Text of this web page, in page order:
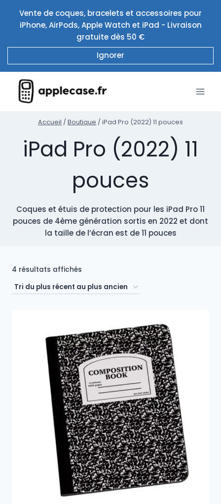
contenu
Vente de coques, bracelets et accessoires pour
iPhone, AirPods, Apple Watch et iPad - Livraison
gratuite dès 50 €
Ignorer
Accueil / Boutique / iPad Pro (2022) 11 pouces
iPad Pro (2022) 11
pouces
Coques et étuis de protection pour les iPad Pro 11
pouces de 4ème génération sortis en 2022 et dont
la taille de l’écran est de 11 pouces
4 résultats affichés
du
plus
ancien